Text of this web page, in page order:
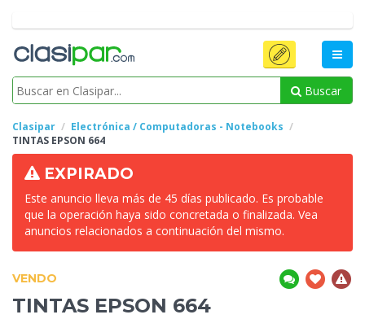
Buscar
Clasipar
Electrónica / Computadoras - Notebooks
TINTAS EPSON 664
EXPIRADO
Este anuncio lleva más de 45 días publicado. Es probable
que la operación haya sido concretada o finalizada. Vea
anuncios relacionados a continuación del mismo.
VENDO
TINTAS EPSON 664